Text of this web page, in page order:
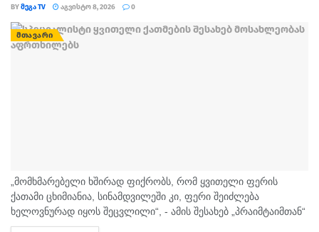
BYᲛᲔᲒᲐ TV ᲐᲒᲕᲘᲡᲢᲝ 8, 2026 0
ᲛᲗᲐᲕᲐᲠᲘ
„მომხმარებელი ხშირად ფიქრობს, რომ ყვითელი ფერის
ქათამი ცხიმიანია, სინამდვილეში კი, ფერი შეიძლება
ხელოვნურად იყოს შეცვლილი“, - ამის შესახებ „პრაიმტაიმთან“
სურსათის უვნებლობის სპეციალისტი, ირაკლი არაბული